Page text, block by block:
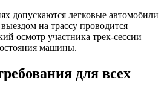
допускаются легковые автомобили
на трассу проводится
осмотр участника трек-сессии
машины.
для всех